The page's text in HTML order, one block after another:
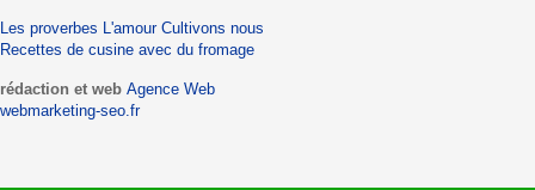
Les proverbes L'amour Cultivons nous
Recettes de cusine avec du fromage
rédaction et web Agence Web
webmarketing-seo.fr